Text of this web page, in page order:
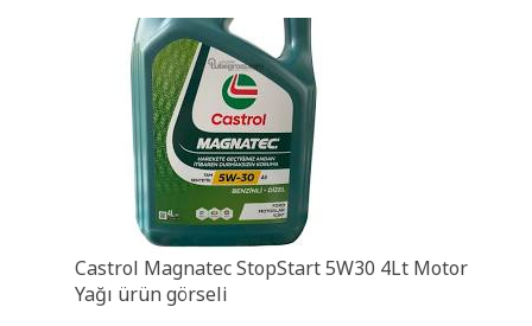
Castrol Magnatec StopStart 5W30 4Lt Motor
Yağı ürün görseli